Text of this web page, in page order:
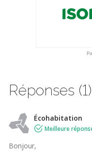
Réponses (1)
Écohabitation
Meilleure
Bonjour,